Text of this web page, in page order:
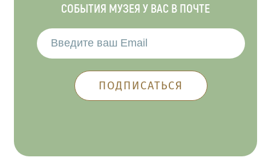
СОБЫТИЯ МУЗЕЯ У ВАС В ПОЧТЕ